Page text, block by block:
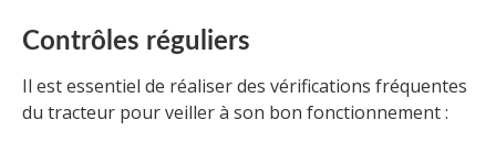
Contrôles réguliers
Il est essentiel de réaliser des vérifications fréquentes
du tracteur pour veiller à son bon fonctionnement :